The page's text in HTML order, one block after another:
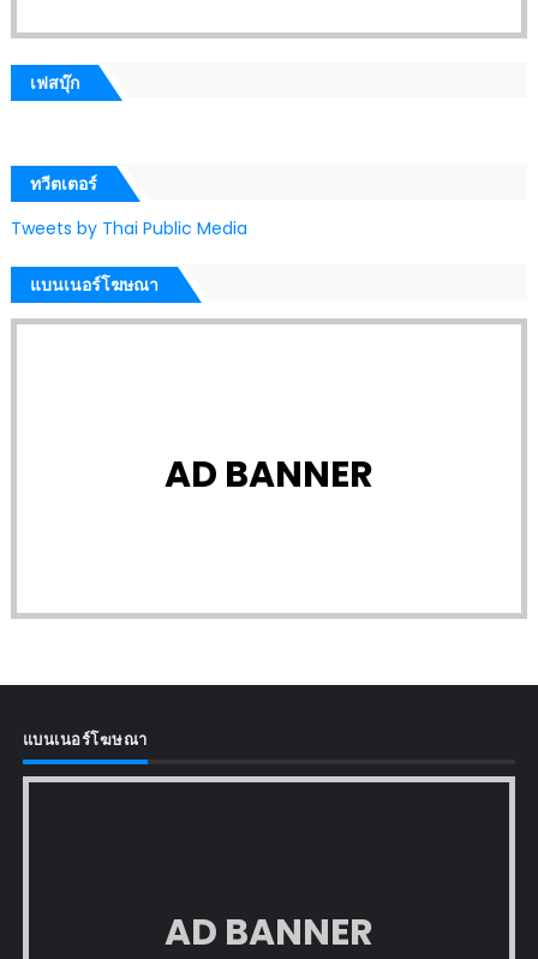
เฟสบุ๊ก
ทวีตเตอร์
Tweets by Thai Public Media
แบนเนอร์โฆษณา
AD BANNER
แบนเนอร์โฆษณา
AD BANNER